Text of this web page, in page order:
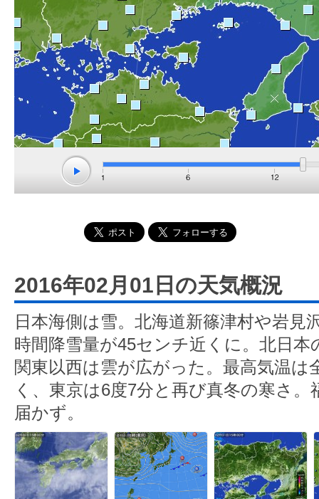
2016年02月01日の天気概況
日本海側は雪。北海道新篠津村や岩見
時間降雪量が45センチ近くに。北日
関東以西は雲が広がった。最高気温は
く、東京は6度7分と再び真冬の寒さ
届かず。